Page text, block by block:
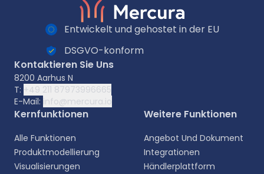
Entwickelt und gehostet in der EU
DSGVO-konform
Kontaktieren Sie Uns
8200 Aarhus N
T: +49 211 87973996665
E-Mail: info@mercura.io
Kernfunktionen
Alle Funktionen
Produktmodellierung
Visualisierungen
Weitere Funktionen
Angebot Und Dokument
Integrationen
Händlerplattform